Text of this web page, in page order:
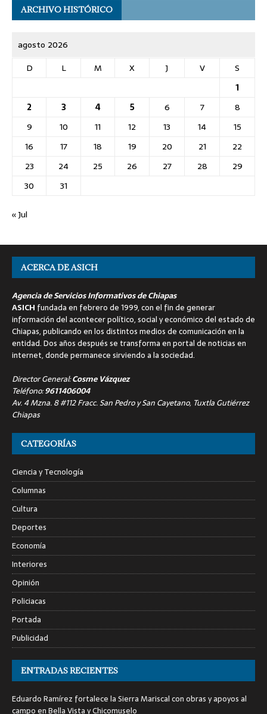
ARCHIVO HISTÓRICO
agosto 2026
D
L M X J V
S
1
2
3 4 5 6 7
8
9
10 11 12 13 14
15
16
17 18 19 20 21
22
23
24 25 26 27 28
29
30
31
« Jul
ACERCA DE ASICH
Agencia de Servicios Informativos de Chiapas
ASICH fundada en febrero de 1999, con el fin de generar
información del acontecer político, social y económico del estado de
Chiapas, publicando en los distintos medios de comunicación en la
entidad. Dos años después se transforma en portal de noticias en
internet, donde permanece sirviendo a la sociedad.
Director General:Cosme Vázquez
Teléfono:9611406004
Av. 4 Mzna. 8 #112 Fracc. San Pedro y San Cayetano, Tuxtla Gutiérrez
Chiapas
CATEGORÍAS
Ciencia y Tecnología
Columnas
Cultura
Deportes
Economía
Interiores
Opinión
Policiacas
Portada
Publicidad
ENTRADAS RECIENTES
Eduardo Ramírez fortalece la Sierra Mariscal con obras y apoyos al
campo en Bella Vista y Chicomuselo